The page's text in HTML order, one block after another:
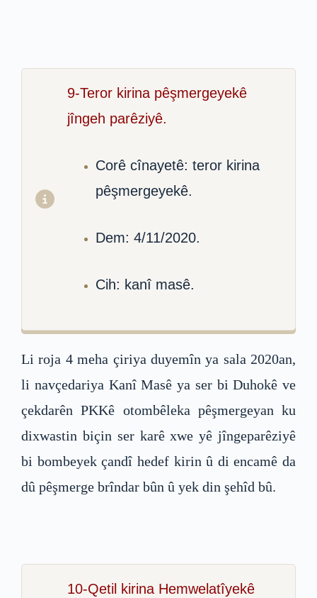
9-Teror kirina pêşmergeyekê
jîngeh parêziyê.
Corê cînayetê: teror kirina
pêşmergeyekê.
Dem: 4/11/2020.
Cih: kanî masê.
Li roja 4 meha çiriya duyemîn ya sala 2020an,
li navçedariya Kanî Masê ya ser bi Duhokê ve
çekdarên PKKê otombêleka pêşmergeyan ku
dixwastin biçin ser karê xwe yê jîngeparêziyê
bi bombeyek çandî hedef kirin û di encamê da
dû pêşmerge brîndar bûn û yek din şehîd bû.
10-Qetil kirina Hemwelatîyekê